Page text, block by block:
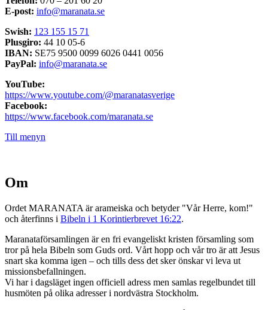
E-post: info@maranata.se
Swish: 123 155 15 71
Plusgiro: 44 10 05-6
IBAN: SE75 9500 0099 6026 0441 0056
PayPal: info@maranata.se
YouTube:
https://www.youtube.com/@maranatasverige
Facebook:
https://www.facebook.com/maranata.se
Till menyn
Om
Ordet MARANATA är arameiska och betyder "Vår Herre, kom!"
och återfinns i Bibeln i 1 Korintierbrevet 16:22.
Maranataförsamlingen är en fri evangeliskt kristen församling som
tror på hela Bibeln som Guds ord. Vårt hopp och vår tro är att Jesus
snart ska komma igen – och tills dess det sker önskar vi leva ut
missionsbefallningen.
Vi har i dagsläget ingen officiell adress men samlas regelbundet till
husmöten på olika adresser i nordvästra Stockholm.